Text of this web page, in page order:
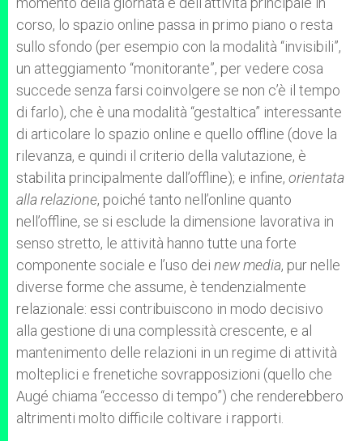
corso, lo spazio online passa in primo piano o resta
sullo sfondo (per esempio con la modalità “invisibili”,
un atteggiamento “monitorante”, per vedere cosa
succede senza farsi coinvolgere se non c’è il tempo
di farlo), che è una modalità “gestaltica” interessante
di articolare lo spazio online e quello offline (dove la
rilevanza, e quindi il criterio della valutazione, è
stabilita principalmente dall’offline); e infine, orientata
alla relazione, poiché tanto nell’online quanto
nell’offline, se si esclude la dimensione lavorativa in
senso stretto, le attività hanno tutte una forte
componente sociale e l’uso dei new media, pur nelle
diverse forme che assume, è tendenzialmente
relazionale: essi contribuiscono in modo decisivo
alla gestione di una complessità crescente, e al
mantenimento delle relazioni in un regime di attività
molteplici e frenetiche sovrapposizioni (quello che
Augé chiama “eccesso di tempo”) che renderebbero
altrimenti molto difficile coltivare i rapporti.